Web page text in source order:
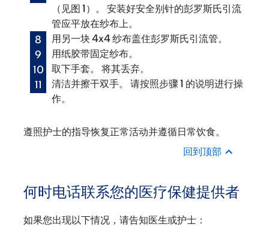
（见图 1）。 安装好安全别针的彭罗斯氏引流
管应平放在纱布上。
用另一块 4x4 纱布盖住彭罗斯氏引流管。
用纸胶带固定纱布。
取下手套。 将其丢弃。
清洁并擦干双手。 请按照步骤 1 的说明进行操
作。
遵照护士的指导恢复正常活动并遵循日常饮食。
回到顶部
何时电话联系您的医疗保健提供者
如果您出现以下情况，请告知医生或护士：